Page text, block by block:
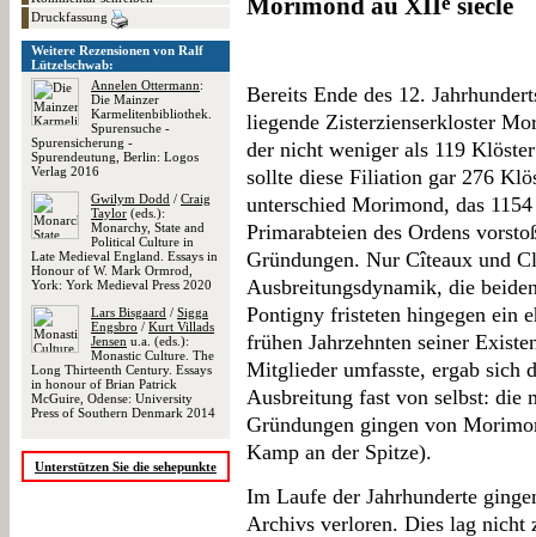
Druckfassung
Weitere Rezensionen von Ralf
Lützelschwab:
Annelen Ottermann:
Die Mainzer
Karmelitenbibliothek.
Spurensuche -
Spurensicherung -
Spurendeutung, Berlin: Logos
Verlag 2016
Gwilym Dodd / Craig
Taylor (eds.):
Monarchy, State and
Political Culture in
Late Medieval England. Essays in
Honour of W. Mark Ormrod,
York: York Medieval Press 2020
Lars Bisgaard / Sigga
Engsbro / Kurt Villads
Jensen u.a. (eds.):
Monastic Culture. The
Long Thirteenth Century. Essays
in honour of Brian Patrick
McGuire, Odense: University
Press of Southern Denmark 2014
Unterstützen Sie die sehepunkte
Morimond au XII siècle
Bereits Ende des 12.
liegende Zisterzienserkloster
der nicht weniger als 119
sollte diese Filiation gar 276
unterschied Morimond, das
Primarabteien des Ordens
Gründungen. Nur Cîteaux und
Ausbreitungsdynamik, die
Pontigny fristeten hingegen ein
frühen Jahrzehnten seiner
Mitglieder umfasste, ergab sich
Ausbreitung fast von selbst: die
Gründungen gingen von
Kamp an der Spitze).
Im Laufe der Jahrhunderte
Archivs verloren. Dies lag nicht